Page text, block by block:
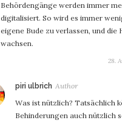
Behördengänge werden immer
digitalisiert. So wird es immer
eigene Bude zu verlassen, und die
wachsen.
28.
piri ulbrich sagt:
Was ist nützlich? Tatsächlich
Behinderungen auch nützlich